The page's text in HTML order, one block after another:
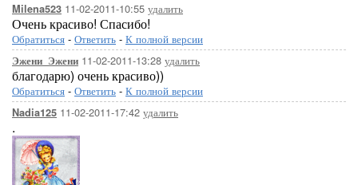
Milena523 11-02-2011-10:55 удалить
Очень красиво! Спасибо!
Обратиться - Ответить - К полной версии
Эжени_Эжени 11-02-2011-13:28 удалить
благодарю) очень красиво))
Обратиться - Ответить - К полной версии
Nadia125 11-02-2011-17:42 удалить
.